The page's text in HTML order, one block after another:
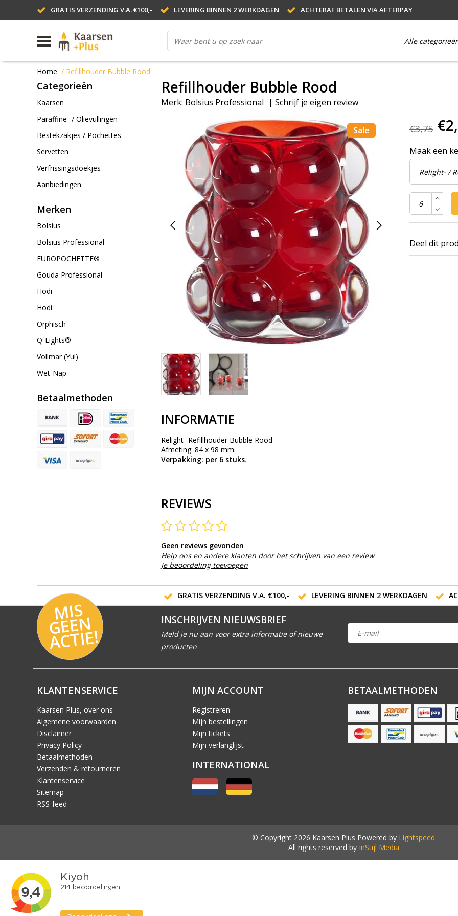
GRATIS VERZENDING V.A. €100,- LEVERING BINNEN 2 WERKDAGEN ACHTERAF BETALEN VIA AFTERPAY
Home / Refillhouder Bubble Rood
Categorieën
Kaarsen
Paraffine- / Olievullingen
Bestekzakjes / Pochettes
Servetten
Verfrissingsdoekjes
Aanbiedingen
Merken
Bolsius
Bolsius Professional
EUROPOCHETTE®
Gouda Professional
Hodi
Hodi
Orphisch
Q-Lights®
Vollmar (Yul)
Wet-Nap
Betaalmethoden
Refillhouder Bubble Rood
Merk: Bolsius Professional | Schrijf je eigen review
Sale €3,75
Maak een
Deel dit
INFORMATIE
Relight- Refillhouder Bubble Rood
Afmeting: 84 x 98 mm.
Verpakking: per 6 stuks.
REVIEWS
Geen reviews gevonden
Help ons en andere klanten door het schrijven van een review
Je beoordeling toevoegen
GRATIS VERZENDING V.A. €100,- LEVERING BINNEN 2 WERKDAGEN
MI
S
G
E
E
N
A
C
TI
E!
INSCHRIJVEN NIEUWSBRIEF
Meld je nu aan voor extra informatie of nieuwe
producten
KLANTENSERVICE
Kaarsen Plus, over ons
Algemene voorwaarden
Disclaimer
Privacy Policy
Betaalmethoden
Verzenden & retourneren
Klantenservice
Sitemap
RSS-feed
MIJN ACCOUNT
Registreren
Mijn bestellingen
Mijn tickets
Mijn verlanglijst
INTERNATIONAL
BETAALMETHODEN
© Copyright 2026 Kaarsen Plus Powered by Lightspeed
All rights reserved by InStijl Media